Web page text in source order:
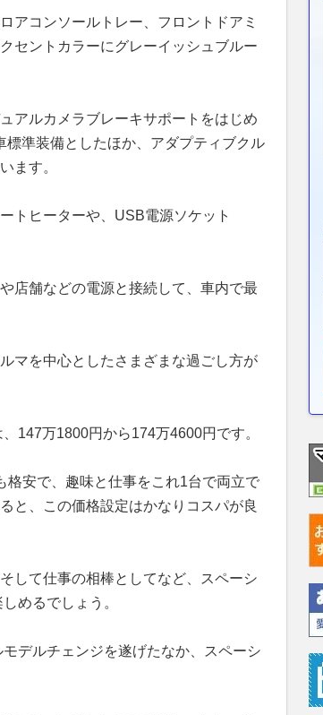
アコンソールトレー、フロントドアミ
セントカラーにグレーイッシュブルー
アルカメラブレーキサポートをはじめ
準装備としたほか、アダプティブクル
ます。
トヒーターや、USB電源ソケット
店舗などの電源と接続して、車内で最
マを中心としたさまざまな過ごし方が
147万1800円から174万4600円です。
安で、趣味と仕事をこれ1台で両立で
と、この価格設定はかなりコスパが良
して仕事の相棒としてなど、スペーシ
めるでしょう。
デルチェンジを遂げたなか、スペーシ